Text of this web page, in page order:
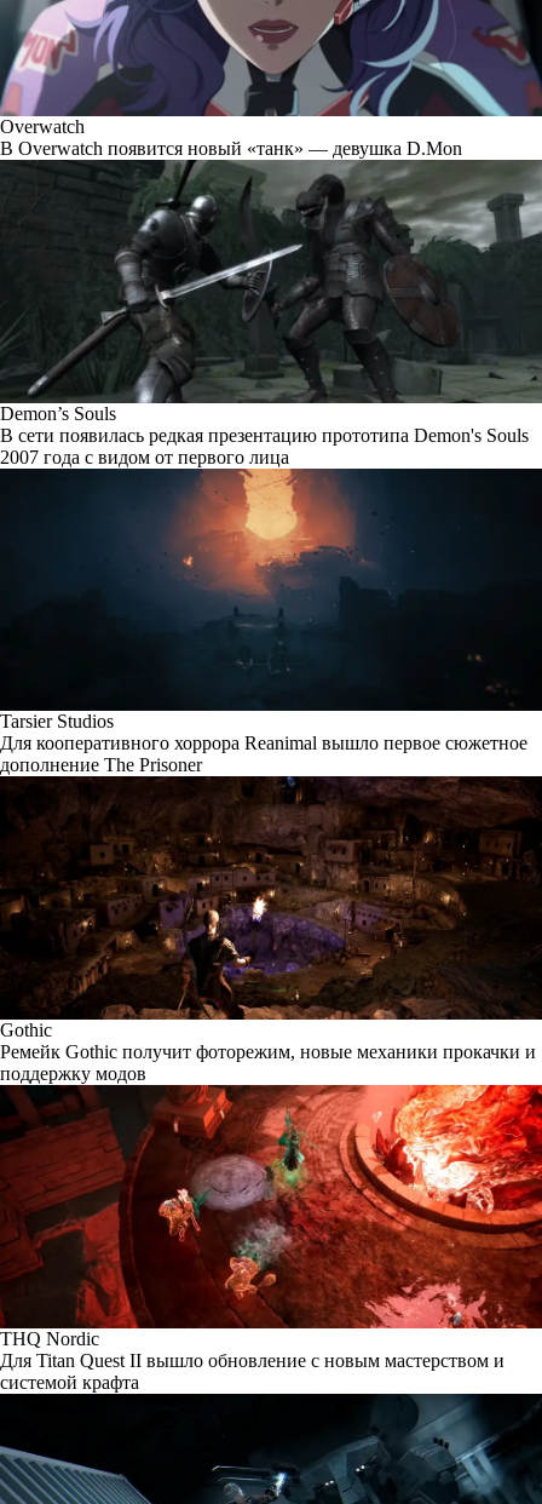
Overwatch
В Overwatch появится новый «танк» — девушка D.Mon
Demon’s Souls
В сети появилась редкая презентацию прототипа Demon's Souls
2007 года с видом от первого лица
Tarsier Studios
Для кооперативного хоррора Reanimal вышло первое сюжетное
дополнение The Prisoner
Gothic
Ремейк Gothic получит фоторежим, новые механики прокачки и
поддержку модов
THQ Nordic
Для Titan Quest II вышло обновление с новым мастерством и
системой крафта